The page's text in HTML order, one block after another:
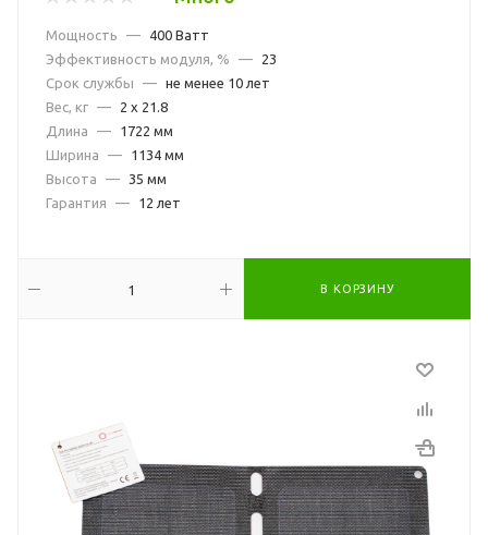
Мощность —
400 Ватт
Эффективность модуля, %
—
23
Срок службы
— не менее 10 лет
Вес, кг —
2 x 21.8
Длина
—
1722 мм
Ширина
—
1134 мм
Высота
—
35 мм
Гарантия
— 12 лет
В КОРЗИНУ